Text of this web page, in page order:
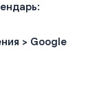
> Google